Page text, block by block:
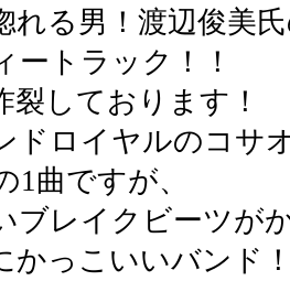
れる男！渡辺俊美
ートラック！！
裂しております！
ドロイヤルのコサ
1曲ですが、
ブレイクビーツが
かっこいいバンド